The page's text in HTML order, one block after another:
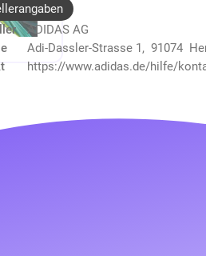
ADIDAS AG
Adi-Dassler-Strasse 1, 91074
https://www.adidas.de/hilfe/